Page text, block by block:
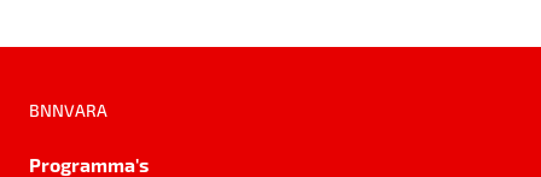
BNNVARA
Programma's